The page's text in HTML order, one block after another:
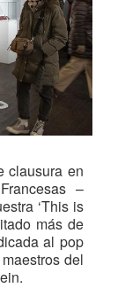
clausura en
–
‘This is
más de
al pop
del